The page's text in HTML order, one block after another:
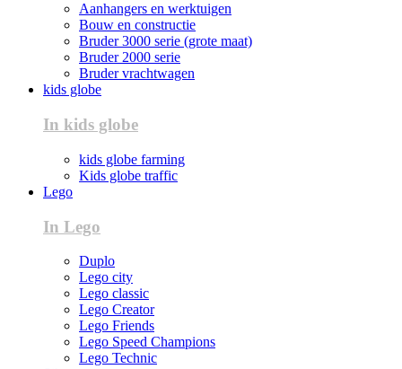
Aanhangers en werktuigen
Bouw en constructie
Bruder 3000 serie (grote maat)
Bruder 2000 serie
Bruder vrachtwagen
kids globe
In kids globe
kids globe farming
Kids globe traffic
Lego
In Lego
Duplo
Lego city
Lego classic
Lego Creator
Lego Friends
Lego Speed Champions
Lego Technic